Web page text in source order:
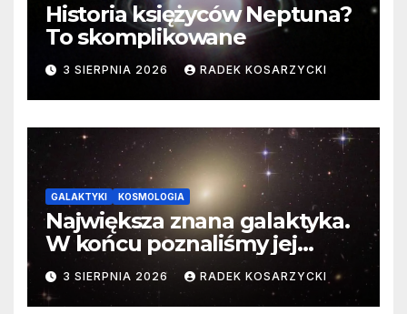
Historia księżyców Neptuna?
To skomplikowane
3 SIERPNIA 2026 RADEK KOSARZYCKI
GALAKTYKI KOSMOLOGIA
Największa znana galaktyka.
W końcu poznaliśmy jej
faktyczne wymiary
3 SIERPNIA 2026 RADEK KOSARZYCKI